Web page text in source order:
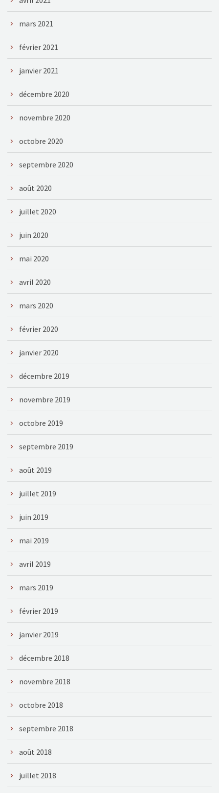
mars 2021
février 2021
janvier 2021
décembre 2020
novembre 2020
octobre 2020
septembre 2020
août 2020
juillet 2020
juin 2020
mai 2020
avril 2020
mars 2020
février 2020
janvier 2020
décembre 2019
novembre 2019
octobre 2019
septembre 2019
août 2019
juillet 2019
juin 2019
mai 2019
avril 2019
mars 2019
février 2019
janvier 2019
décembre 2018
novembre 2018
octobre 2018
septembre 2018
août 2018
juillet 2018